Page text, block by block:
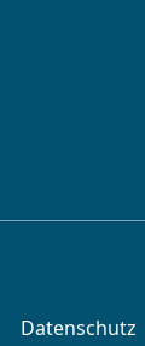
Datenschutz